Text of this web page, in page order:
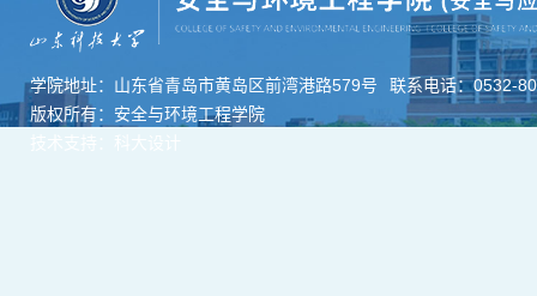
学院地址：山东省青岛市黄岛区前湾港路579号
联系电话：0532-
版权所有：安全与环境工程学院